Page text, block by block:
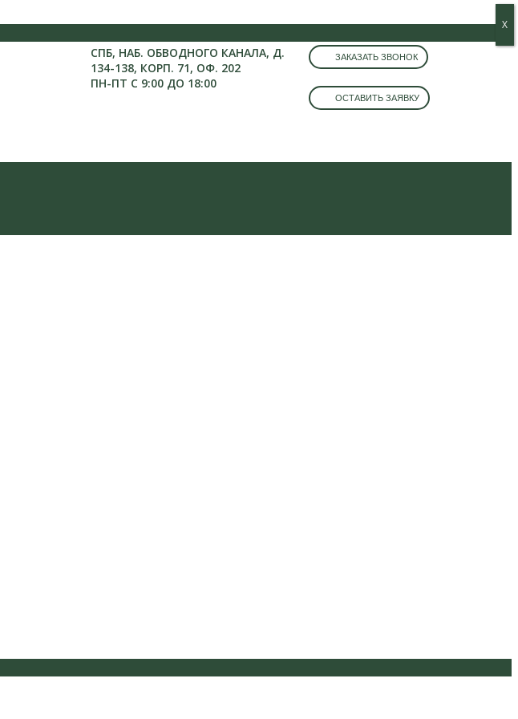
СПБ, НАБ. ОБВОДНОГО КАНАЛА, Д.
134-138, КОРП. 71, ОФ. 202
ПН-ПТ С 9:00 ДО 18:00
ЗАКАЗАТЬ ЗВОНОК
ОСТАВИТЬ ЗАЯВКУ
Х
Х